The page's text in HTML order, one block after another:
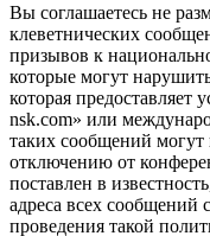
Вы соглашаетесь не
клеветнических
призывов к
которые могут
которая предоставляет
nsk.com» или
таких сообщений
отключению от
поставлен в
адреса всех сообщений
проведения такой